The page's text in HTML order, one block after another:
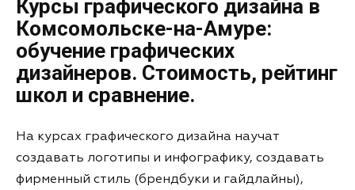
Курсы графического дизайна в
Комсомольске-на-Амуре:
обучение графических
дизайнеров. Стоимость, рейтинг
школ и сравнение.
На курсах графического дизайна научат
создавать логотипы и инфографику, создавать
фирменный стиль (брендбуки и гайдлайны),